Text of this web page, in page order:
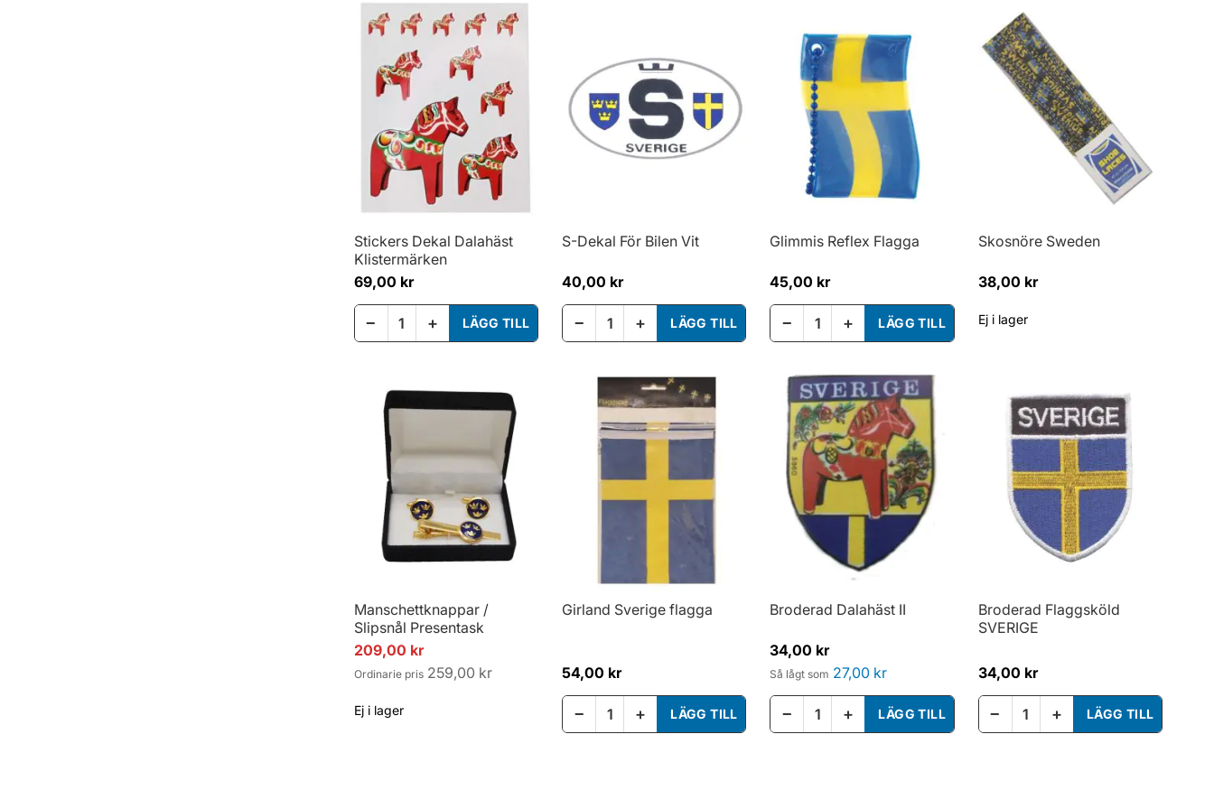
Stickers Dekal Dalahäst
Klistermärken
69,00 kr
− + LÄGG TILL
S-Dekal För Bilen Vit
40,00 kr
− + LÄGG TILL
Glimmis Reflex Flagga
45,00 kr
− + LÄGG TILL
Skosnöre Sweden
38,00 kr
Ej i lager
Manschettknappar /
Slipsnål Presentask
Specialpris
209,00 kr
Ordinarie pris 259,00 kr
Ej i lager
Girland Sverige flagga
54,00 kr
− + LÄGG TILL
Broderad Dalahäst II
34,00 kr
Så lågt som 27,00 kr
− + LÄGG TILL
Broderad Flaggsköld
SVERIGE
34,00 kr
− + LÄGG TILL